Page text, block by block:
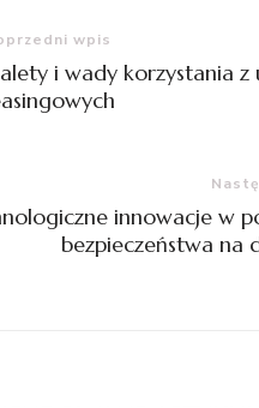
wpis
i wady korzystania z
innowacje w
bezpieczeństwa na